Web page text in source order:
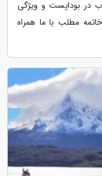
در بوداپست و ویژگی
مطلب با ما همراه